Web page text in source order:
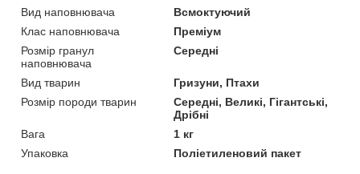
Вид наповнювача
Всмоктуючий
Клас наповнювача
Преміум
Розмір гранул
наповнювача
Середні
Вид тварин
Гризуни, Птахи
Розмір породи тварин
Середні, Великі, Гігантські,
Дрібні
Вага
1 кг
Упаковка
Поліетиленовий пакет